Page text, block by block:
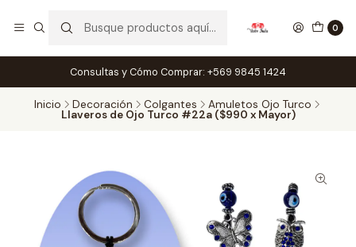
0
Consultas y Cómo Comprar: +569 9845 1424
Inicio Decoración Colgantes Amuletos Ojo Turco
Llaveros de Ojo Turco #22a ($990 x Mayor)